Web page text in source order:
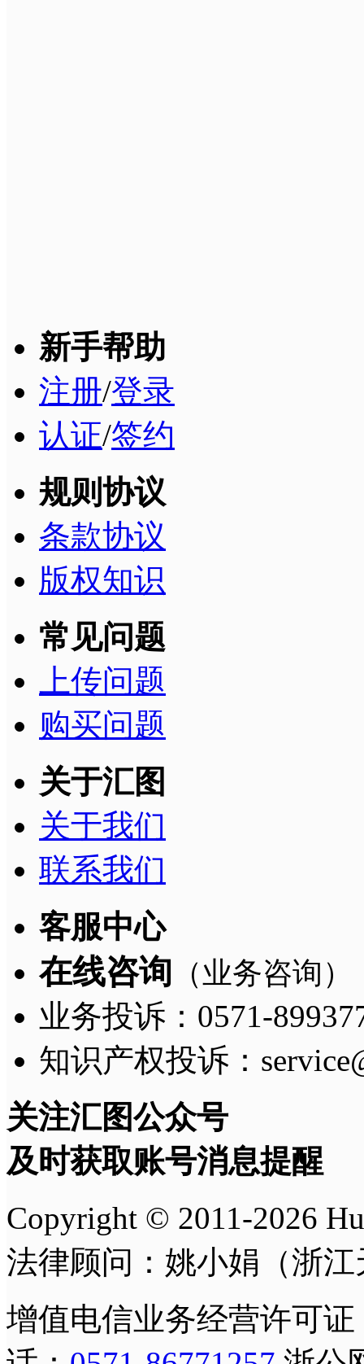
新手帮助
注册/登录
认证/签约
规则协议
条款协议
版权知识
常见问题
上传问题
购买问题
关于汇图
关于我们
联系我们
客服中心
在线咨询 （业务咨询）
业务投诉：0571-
知识产权投诉：
关注汇图公众号
及时获取账号消息提醒
Copyright © 2011-2026
法律顾问：姚小娟（浙
增值电信业务经营许可